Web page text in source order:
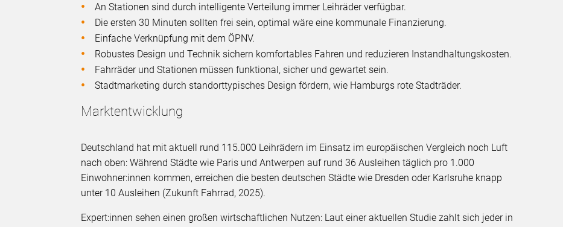
An Stationen sind durch intelligente Verteilung immer Leihräder verfügbar.
Die ersten 30 Minuten sollten frei sein, optimal wäre eine kommunale Finanzierung.
Einfache Verknüpfung mit dem ÖPNV.
Robustes Design und Technik sichern komfortables Fahren und reduzieren Instandhaltungskosten.
Fahrräder und Stationen müssen funktional, sicher und gewartet sein.
Stadtmarketing durch standorttypisches Design fördern, wie Hamburgs rote Stadträder.
Marktentwicklung
Deutschland hat mit aktuell rund 115.000 Leihrädern im Einsatz im europäischen Vergleich noch Luft
nach oben: Während Städte wie Paris und Antwerpen auf rund 36 Ausleihen täglich pro 1.000
Einwohner:innen kommen, erreichen die besten deutschen Städte wie Dresden oder Karlsruhe knapp
unter 10 Ausleihen (Zukunft Fahrrad, 2025).
Expert:innen sehen einen großen wirtschaftlichen Nutzen: Laut einer aktuellen Studie zahlt sich jeder in